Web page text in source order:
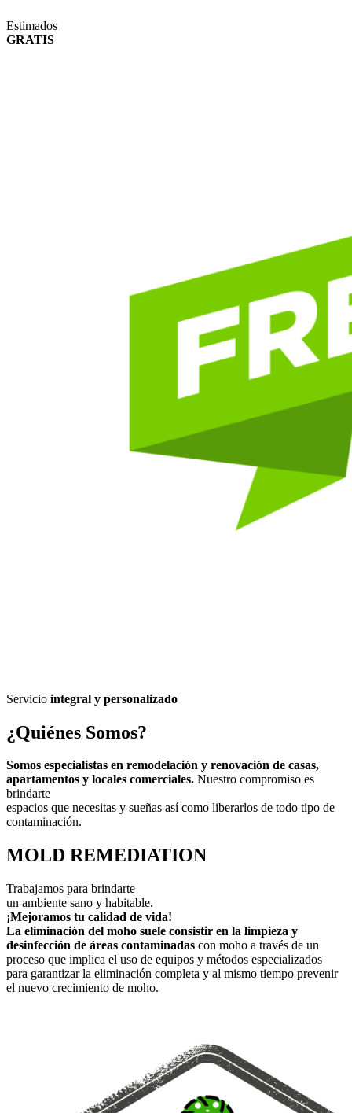
Estimados
GRATIS
Servicio integral y personalizado
¿Quiénes Somos?
Somos especialistas en remodelación y renovación de casas,
apartamentos y locales comerciales. Nuestro compromiso es
brindarte
espacios que necesitas y sueñas así como liberarlos de todo tipo de
contaminación.
MOLD REMEDIATION
Trabajamos para brindarte
un ambiente sano y habitable.
¡Mejoramos tu calidad de vida!
La eliminación del moho suele consistir en la limpieza y
desinfección de áreas contaminadas con moho a través de un
proceso que implica el uso de equipos y métodos especializados
para garantizar la eliminación completa y al mismo tiempo prevenir
el nuevo crecimiento de moho.